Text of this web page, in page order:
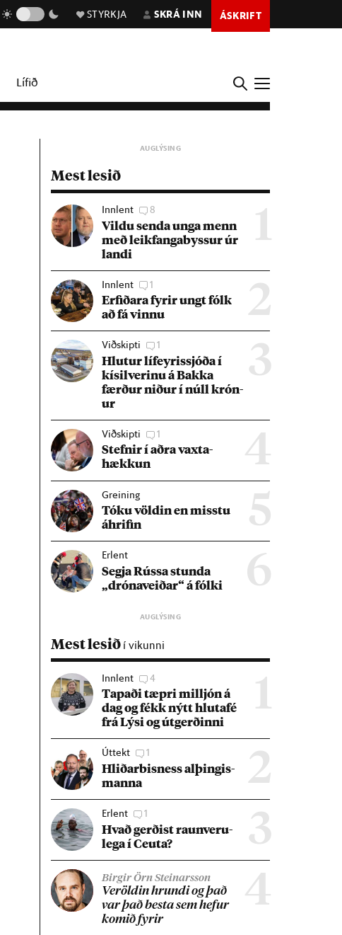
STYRKJA SKRÁ INN ÁSKRIFT
Lífið
Mest lesið
1
Innlent 8
Vildu senda unga menn
með leik­fanga­byss­ur úr
landi
2
Innlent 1
Erf­ið­ara fyr­ir ungt fólk
að fá vinnu
3
Viðskipti 1
Hlut­ur líf­eyr­is­sjóða í
kís­il­ver­inu á Bakka
færð­ur nið­ur í núll krón­
ur
4
Viðskipti 1
Stefn­ir í aðra vaxta­
hækk­un
5
Greining
Tóku völd­in en misstu
áhrif­in
6
Erlent
Segja Rússa stunda
„dróna­veið­ar“ á fólki
Mest lesið í vikunni
1
Innlent 4
Tap­aði tæpri millj­ón á
dag og fékk nýtt hluta­fé
frá Lýsi og út­gerð­inni
2
Úttekt 1
Hlið­ar­bis­ness al­þing­is­
manna
3
Erlent 1
Hvað gerð­ist raun­veru­
lega í Ceuta?
4
Birgir Örn Steinarsson
Ver­öld­in hrundi og það
var það besta sem hef­ur
kom­ið fyr­ir